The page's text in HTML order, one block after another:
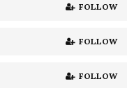
H
FOLLOW
FOLLOW
FOLLOW